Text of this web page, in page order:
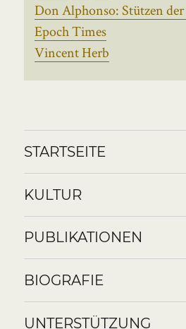
Don Alphonso: Stützen der
Epoch Times
Vincent Herb
STARTSEITE
KULTUR
PUBLIKATIONEN
BIOGRAFIE
UNTERSTÜTZUNG